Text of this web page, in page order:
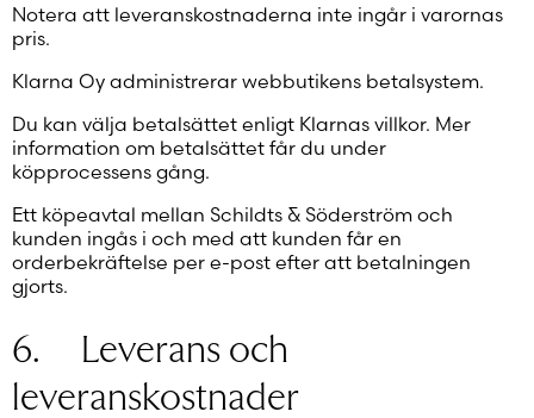
Notera att leveranskostnaderna inte ingår i varornas
pris.
Klarna Oy administrerar webbutikens betalsystem.
Du kan välja betalsättet enligt Klarnas villkor. Mer
information om betalsättet får du under
köpprocessens gång.
Ett köpeavtal mellan Schildts & Söderström och
kunden ingås i och med att kunden får en
orderbekräftelse per e-post efter att betalningen
gjorts.
6. Leverans och
leveranskostnader